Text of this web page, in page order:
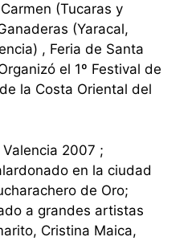
(Tucaras y
(Yaracal,
, Feria de Santa
el 1º Festival de
la Costa Oriental del
2007 ;
en la ciudad
de Oro;
a grandes artistas
Cristina Maica,